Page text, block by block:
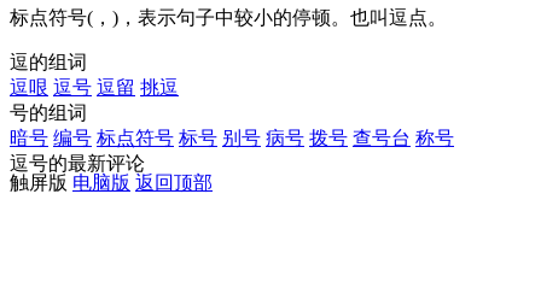
标点符号(，)，表示句子中较小的停顿。也叫逗点。
逗的组词
逗哏 逗号 逗留 挑逗
号的组词
暗号 编号 标点符号 标号 别号 病号 拨号 查号台 称号
逗号的最新评论
触屏版 电脑版 返回顶部